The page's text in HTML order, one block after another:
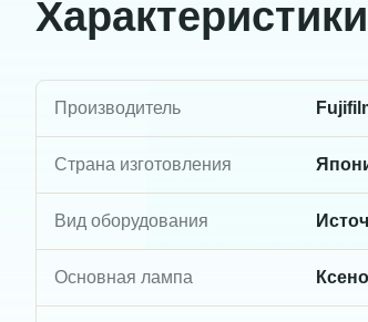
Характеристики
Производитель
Страна изготовления
Вид оборудования
Основная лампа